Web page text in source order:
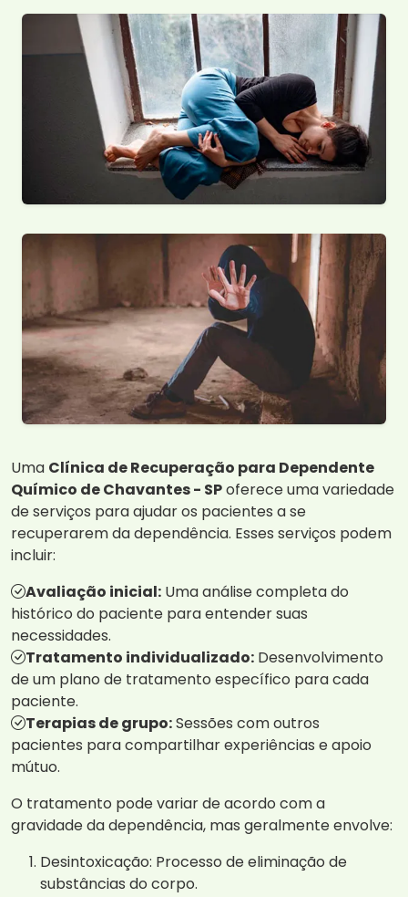
Uma Clínica de Recuperação para Dependente
Químico de Chavantes - SPoferece uma variedade
de serviços para ajudar os pacientes a se
recuperarem da dependência. Esses serviços podem
incluir:
Avaliação inicial: Uma análise completa do
histórico do paciente para entender suas
necessidades.
Tratamento individualizado: Desenvolvimento
de um plano de tratamento específico para cada
paciente.
Terapias de grupo:Sessões com outros
pacientes para compartilhar experiências e apoio
mútuo.
O tratamento pode variar de acordo com a
gravidade da dependência, mas geralmente envolve:
Desintoxicação: Processo de eliminação de
substâncias do corpo.